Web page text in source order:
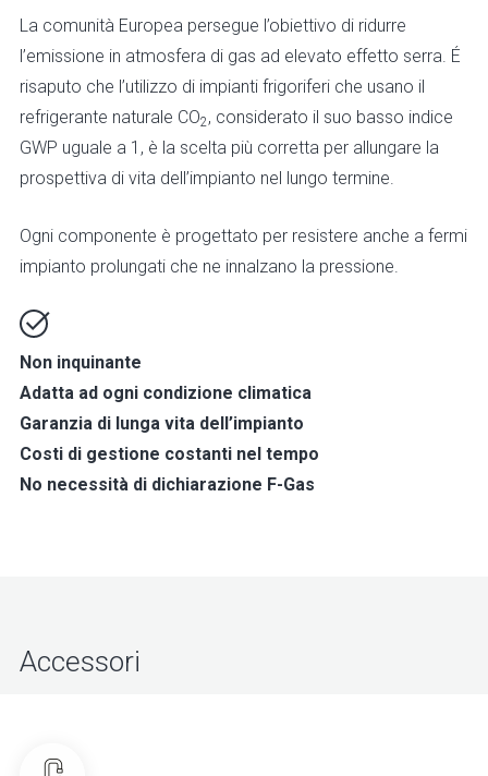
La comunità Europea persegue l’obiettivo di ridurre
l’emissione in atmosfera di gas ad elevato effetto serra. É
risaputo che l’utilizzo di impianti frigoriferi che usano il
refrigerante naturale CO2, considerato il suo basso indice
GWP uguale a 1, è la scelta più corretta per allungare la
prospettiva di vita dell’impianto nel lungo termine.
Ogni componente è progettato per resistere anche a fermi
impianto prolungati che ne innalzano la pressione.
Non inquinante
Adatta ad ogni condizione climatica
Garanzia di lunga vita dell’impianto
Costi di gestione costanti nel tempo
No necessità di dichiarazione F-Gas
Accessori